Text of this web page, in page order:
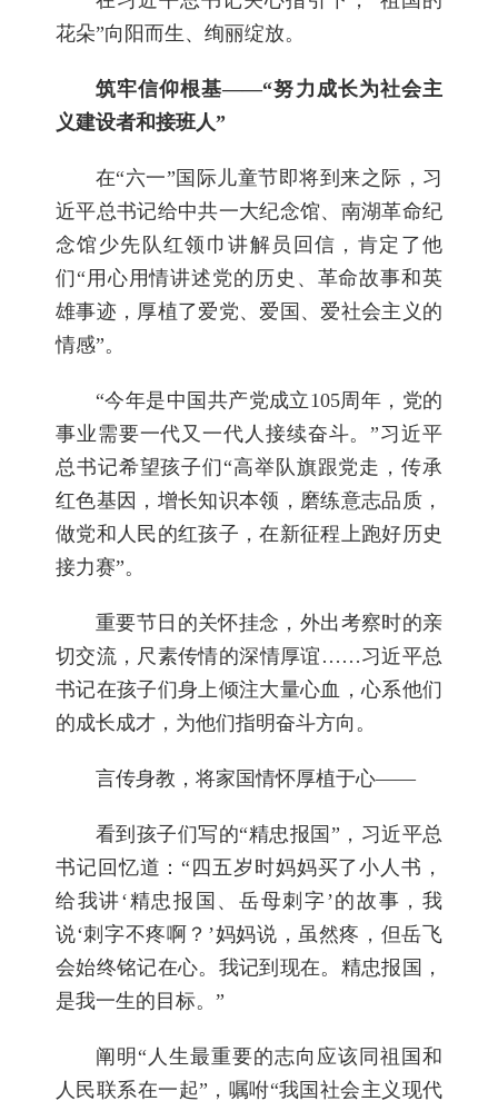
花朵”向阳而生、绚丽绽放。
筑牢信仰根基——“努力成长为社会主
义建设者和接班人”
在“六一”国际儿童节即将到来之际，习
近平总书记给中共一大纪念馆、南湖革命纪
念馆少先队红领巾讲解员回信，肯定了他
们“用心用情讲述党的历史、革命故事和英
雄事迹，厚植了爱党、爱国、爱社会主义的
情感”。
“今年是中国共产党成立105周年，党的
事业需要一代又一代人接续奋斗。”习近平
总书记希望孩子们“高举队旗跟党走，传承
红色基因，增长知识本领，磨练意志品质，
做党和人民的红孩子，在新征程上跑好历史
接力赛”。
重要节日的关怀挂念，外出考察时的亲
切交流，尺素传情的深情厚谊……习近平总
书记在孩子们身上倾注大量心血，心系他们
的成长成才，为他们指明奋斗方向。
言传身教，将家国情怀厚植于心——
看到孩子们写的“精忠报国”，习近平总
书记回忆道：“四五岁时妈妈买了小人书，
给我讲‘精忠报国、岳母刺字’的故事，我
说‘刺字不疼啊？’妈妈说，虽然疼，但岳飞
会始终铭记在心。我记到现在。精忠报国，
是我一生的目标。”
阐明“人生最重要的志向应该同祖国和
人民联系在一起”，嘱咐“我国社会主义现代